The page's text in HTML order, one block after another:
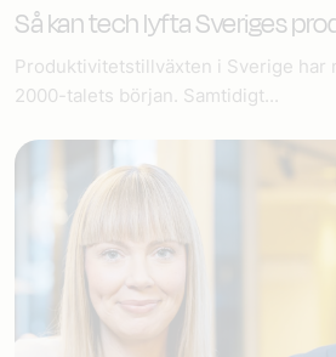
Så kan tech lyfta Sveriges
Produktivitetstillväxten i Sverige har
2000-talets början. Samtidigt...